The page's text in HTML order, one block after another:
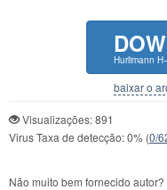
Hurlimann
baixar o
Visualizações: 891
Virus Taxa de detecção:0% (0/
Não muito bem fornecido